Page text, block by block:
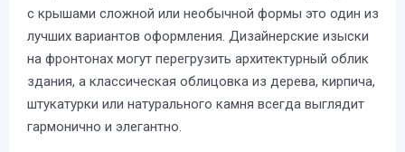
с крышами сложной или необычной формы это один из
лучших вариантов оформления. Дизайнерские изыски
на фронтонах могут перегрузить архитектурный облик
здания, а классическая облицовка из дерева, кирпича,
штукатурки или натурального камня всегда выглядит
гармонично и элегантно.